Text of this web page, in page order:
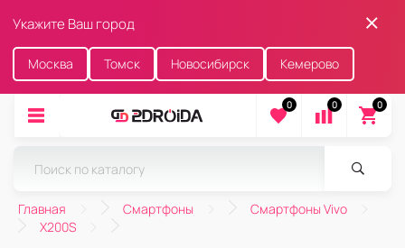
Укажите Ваш город
Москва Томск Новосибирск Кемерово
0 0 0
Главная Смартфоны
Смартфоны Vivo
X200S